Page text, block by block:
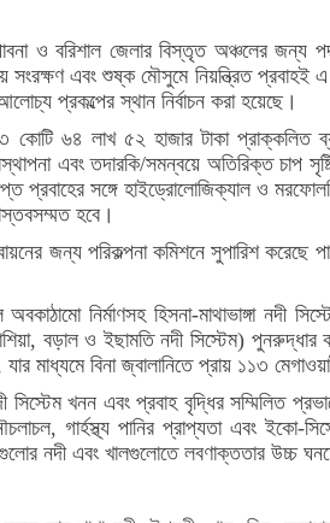
ও বরিশাল জেলার বিস্তৃত অঞ্চলের
সংরক্ষণ এবং শুষ্ক মৌসুমে নিয়ন্ত্রিত
প্রকল্পের স্থান নির্বাচন করা হয়েছে।
কোটি ৬৪ লাখ ৫২ হাজার টাকা
এবং তদারকি/সমন্বয়ে অতিরিক্ত চাপ
প্রবাহের সঙ্গে হাইড্রোলোজিক্যাল ও
হবে।
জন্য পরিকল্পনা কমিশনে সুপারিশ
নির্মাণসহ হিসনা-মাথাভাঙ্গা
বড়াল ও ইছামতি নদী সিস্টেম)
মাধ্যমে বিনা জ্বালানিতে প্রায় ১১৩
সিস্টেম খনন এবং প্রবাহ বৃদ্ধির সম্মিলিত
গার্হস্থ্য পানির প্রাপ্যতা এবং ইকো-
নদী এবং খালগুলোতে লবণাক্ততার উচ্চ